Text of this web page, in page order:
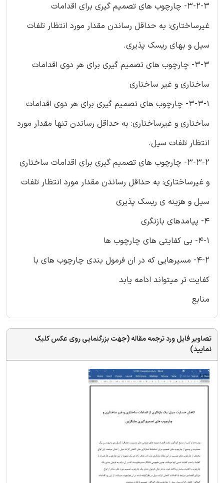
3-2-3- چارچوب های تصمیم گیری برای اقدامات
غیرساختاری: به حداقل رساندن مقدار مورد انتظار تلفات
سیل و بهای ریسک پذیری.
3-3- چارچوب های تصمیم گیری برای هر دوی اقدامات
ساختاری و غیر ساختاری
3-3-1- چارچوب های تصمیم گیری برای هر دوی اقدامات
ساختاری و غیرساختاری: به حداقل رساندن تنها مقدار مورد
انتظار تلفات سیل.
3-3-2- چارچوب های تصمیم گیری برای اقدامات ساختاری
و غیرساختاری: به حداقل رساندن مقدار مورد انتظار تلفات
سیل و هزینه ی ریسک پذیری
4- پیامدهای بازنگری
4-1- بی کفایتی های چارچوب ها
4-2- مسیرهایی که در ان فرمول بندی چارچوب های با
کفایت تر میتواند ادامه یابد
منابع
تصاویر فایل ورد ترجمه مقاله (جهت بزرگنمایی روی عکس کلیک
نمایید)